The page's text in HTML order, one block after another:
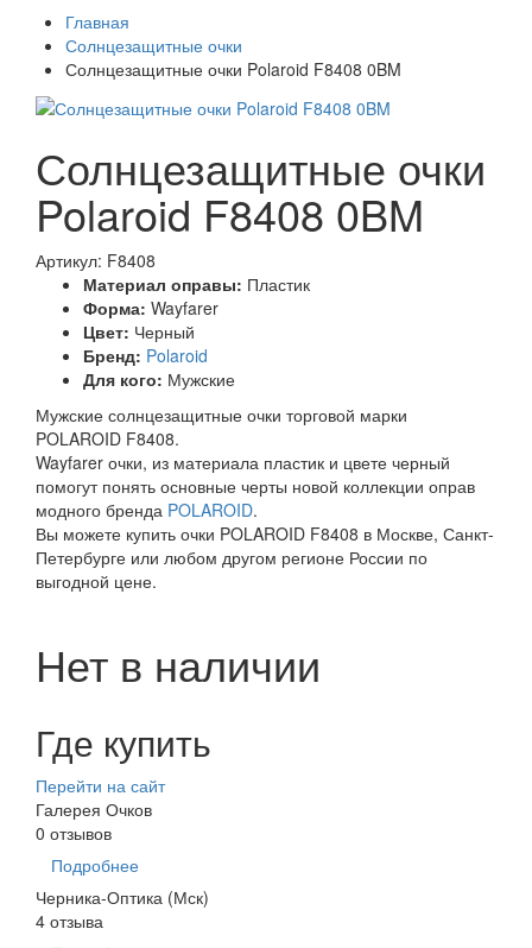
Главная
Солнцезащитные очки
Солнцезащитные очки Polaroid F8408 0BM
Солнцезащитные очки
Polaroid F8408 0BM
Артикул: F8408
Материал оправы: Пластик
Форма: Wayfarer
Цвет: Черный
Бренд: Polaroid
Для кого: Мужские
Мужские солнцезащитные очки торговой марки
POLAROID F8408.
Wayfarer очки, из материала пластик и цвете черный
помогут понять основные черты новой коллекции оправ
модного бренда POLAROID.
Вы можете купить очки POLAROID F8408 в Москве, Санкт-
Петербурге или любом другом регионе России по
выгодной цене.
Нет в наличии
Где купить
Перейти на сайт
Галерея Очков
0 отзывов
Подробнее
Черника-Оптика (Мск)
4 отзыва